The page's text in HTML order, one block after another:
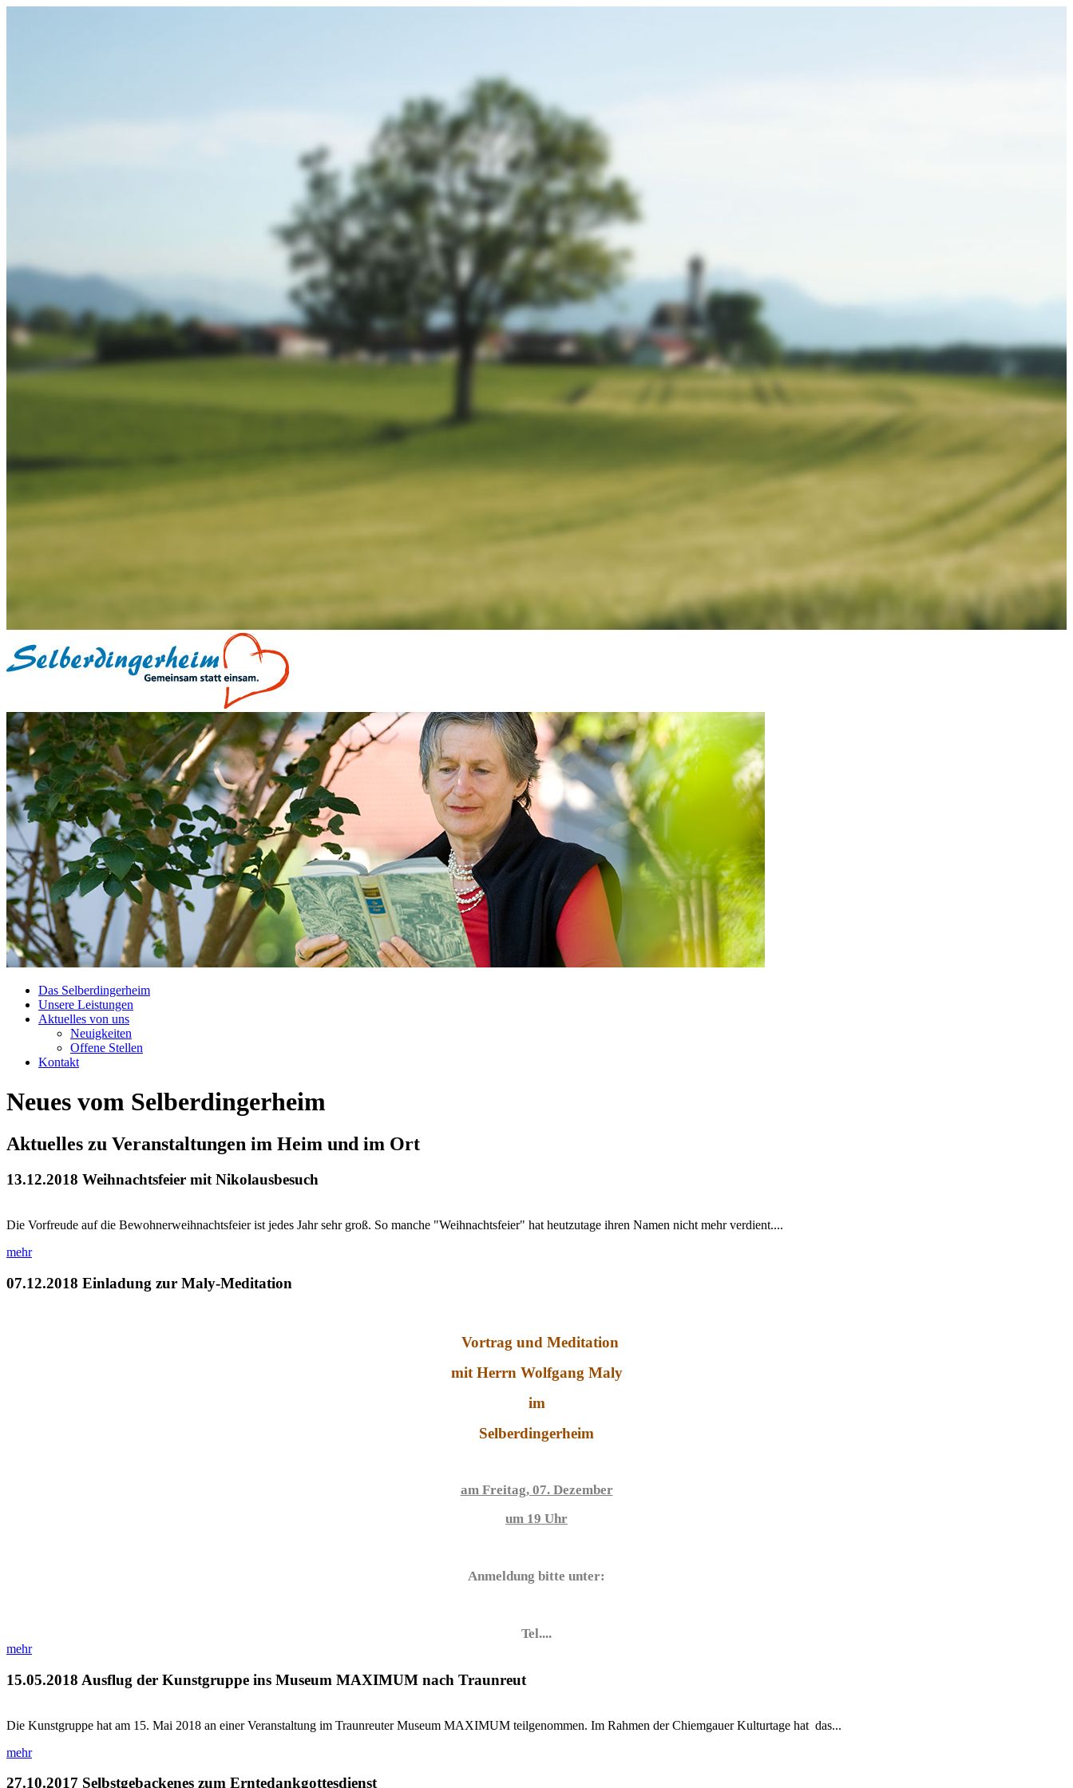
Das Selberdingerheim
Unsere Leistungen
Aktuelles von uns
Neuigkeiten
Offene Stellen
Kontakt
Neues vom Selberdingerheim
Aktuelles zu Veranstaltungen im Heim und im Ort
13.12.2018 Weihnachtsfeier mit Nikolausbesuch
Die Vorfreude auf die Bewohnerweihnachtsfeier ist jedes Jahr sehr groß. So manche "Weihnachtsfeier" hat heutzutage ihren Namen nicht mehr verdient....
mehr
07.12.2018 Einladung zur Maly-Meditation
Vortrag und Meditation
mit Herrn Wolfgang Maly
im
Selberdingerheim
am Freitag, 07. Dezember
um 19 Uhr
Anmeldung bitte unter:
Tel....
mehr
15.05.2018 Ausflug der Kunstgruppe ins Museum MAXIMUM nach Traunreut
Die Kunstgruppe hat am 15. Mai 2018 an einer Veranstaltung im Traunreuter Museum MAXIMUM teilgenommen. Im Rahmen der Chiemgauer Kulturtage hat das...
mehr
27.10.2017 Selbstgebackenes zum Erntedankgottesdienst